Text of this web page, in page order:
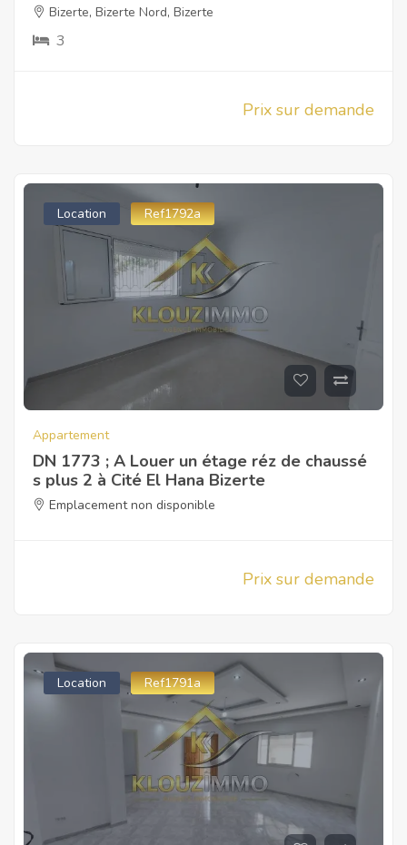
Bizerte, Bizerte Nord, Bizerte
3
Prix sur demande
Location Ref1792a
Appartement
DN 1773 ; A Louer un étage réz de chaussé
s plus 2 à Cité El Hana Bizerte
Emplacement non disponible
Prix sur demande
Location Ref1791a